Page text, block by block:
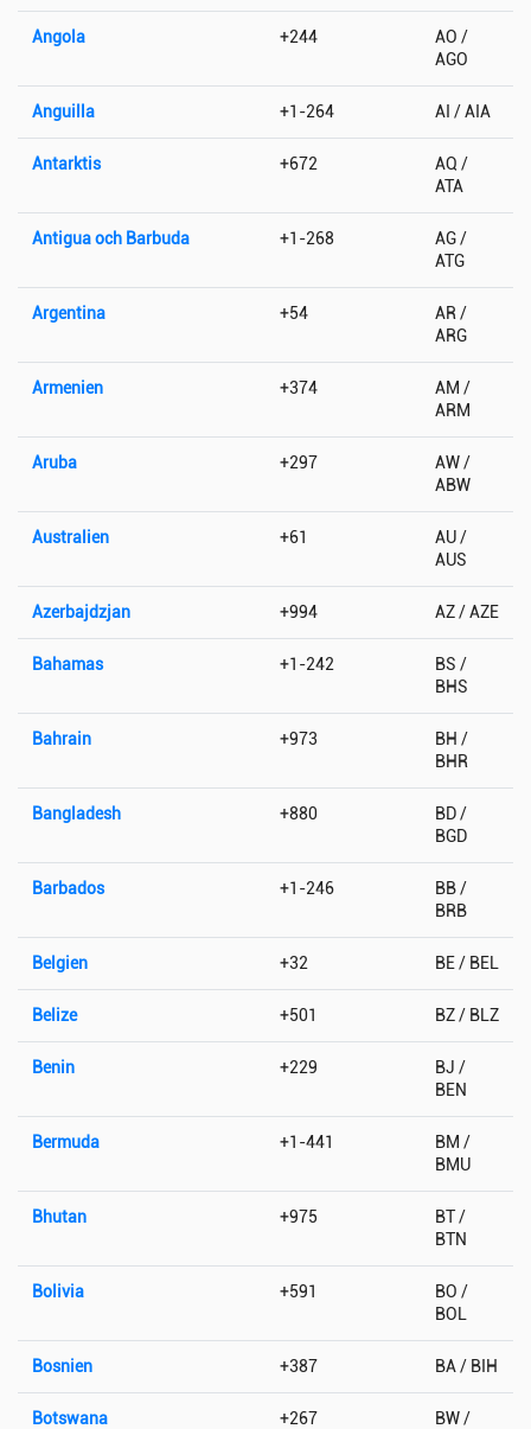
Angola +244
AO /
AGO
Anguilla +1-264 AI / AIA
Antarktis +672
AQ /
ATA
Antigua och Barbuda +1-268
AG /
ATG
Argentina +54
AR /
ARG
Armenien +374
AM /
ARM
Aruba +297
AW /
ABW
Australien +61
AU /
AUS
Azerbajdzjan +994 AZ / AZE
Bahamas +1-242
BS /
BHS
Bahrain +973
BH /
BHR
Bangladesh +880
BD /
BGD
Barbados +1-246
BB /
BRB
Belgien +32 BE / BEL
Belize +501 BZ / BLZ
Benin +229
BJ /
BEN
Bermuda +1-441
BM /
BMU
Bhutan +975
BT /
BTN
Bolivia +591
BO /
BOL
Bosnien +387 BA / BIH
Botswana +267
BW /